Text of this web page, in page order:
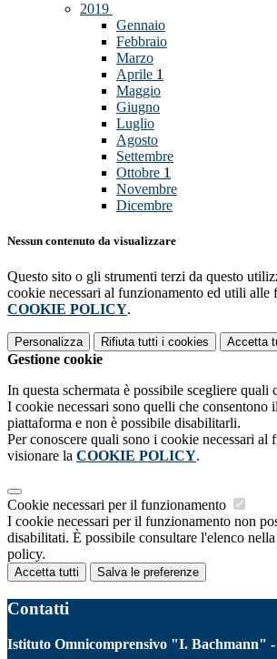
2019
Gennaio
Febbraio
Marzo
Aprile 1
Maggio
Giugno
Luglio
Agosto
Settembre
Ottobre 1
Novembre
Dicembre
Nessun contenuto da visualizzare
Questo sito o gli strumenti terzi da questo
cookie necessari al funzionamento ed utili alle
COOKIE POLICY.
Personalizza Rifiuta tutti i cookies Accetta
Gestione cookie
In questa schermata è possibile scegliere quali
I cookie necessari sono quelli che consentono
piattaforma e non è possibile disabilitarli.
Per conoscere quali sono i cookie necessari al
visionare la COOKIE POLICY.
Cookie necessari per il funzionamento
I cookie necessari per il funzionamento non
disabilitati. È possibile consultare l'elenco
policy.
Accetta tutti Salva le preferenze
Contatti
Istituto Omnicomprensivo "I. Bachmann"